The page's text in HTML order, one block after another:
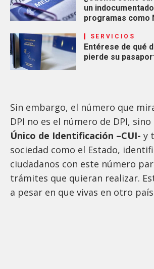
un
programas como
SERVICIOS
Entérese de qué
pierde su
Sin embargo, el número que
DPI no es el número de DPI, sino
Único de Identificación –CUI- y
sociedad como el Estado,
ciudadanos con este número
trámites que quieran realizar.
a pesar en que vivas en otro